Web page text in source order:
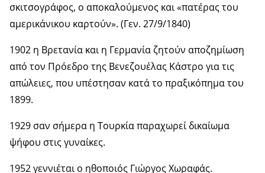
σκιτσογράφος, ο αποκαλούμενος και «πατέρας του
αμερικάνικου καρτούν». (Γεν. 27/9/1840)
1902 η Βρετανία και η Γερμανία ζητούν αποζημίωση
από τον Πρόεδρο της Βενεζουέλας Κάστρο για τις
απώλειες, που υπέστησαν κατά το πραξικόπημα του
1899.
1929 σαν σήμερα η Τουρκία παραχωρεί δικαίωμα
ψήφου στις γυναίκες.
1952 γεννιέται ο ηθοποιός Γιώργος Χωραφάς.